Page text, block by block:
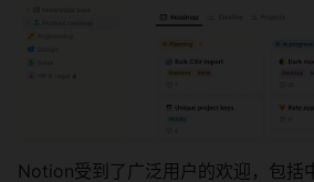
Notion受到了广泛用户的欢迎，包括